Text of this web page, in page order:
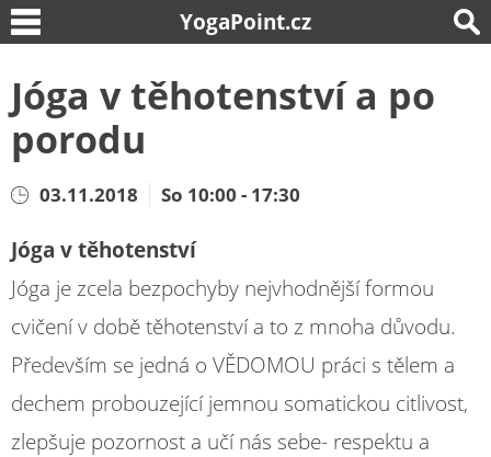
YogaPoint.cz
Jóga v těhotenství a po
porodu
03.11.2018 So 10:00 - 17:30
Jóga v těhotenství
Jóga je zcela bezpochyby nejvhodnější formou
cvičení v době těhotenství a to z mnoha důvodu.
Především se jedná o VĚDOMOU práci s tělem a
dechem probouzející jemnou somatickou citlivost,
zlepšuje pozornost a učí nás sebe- respektu a